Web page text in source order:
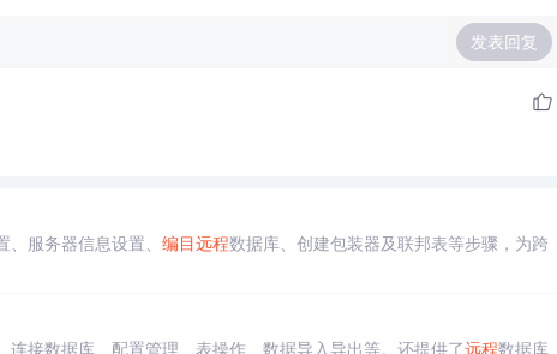
发表回复
服务器信息设置、 编目远程数据库、创建包装器及联邦表等步骤，为跨
连接数据库、配置管理、表操作、数据导入导出等。还提供了远程数据库